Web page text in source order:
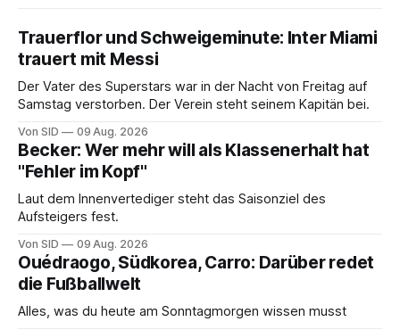
Trauerflor und Schweigeminute: Inter Miami
trauert mit Messi
Der Vater des Superstars war in der Nacht von Freitag auf
Samstag verstorben. Der Verein steht seinem Kapitän bei.
Von SID 09 Aug. 2026
Becker: Wer mehr will als Klassenerhalt hat
"Fehler im Kopf"
Laut dem Innenvertediger steht das Saisonziel des
Aufsteigers fest.
Von SID 09 Aug. 2026
Ouédraogo, Südkorea, Carro: Darüber redet
die Fußballwelt
Alles, was du heute am Sonntagmorgen wissen musst